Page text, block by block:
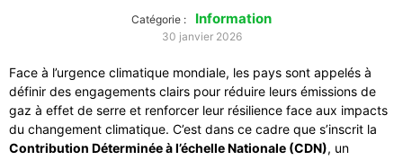
Catégorie : Information
30 janvier 2026
Face à l’urgence climatique mondiale, les pays sont appelés à
définir des engagements clairs pour réduire leurs émissions de
gaz à effet de serre et renforcer leur résilience face aux impacts
du changement climatique. C’est dans ce cadre que s’inscrit la
Contribution Déterminée à l’échelle Nationale (CDN), un